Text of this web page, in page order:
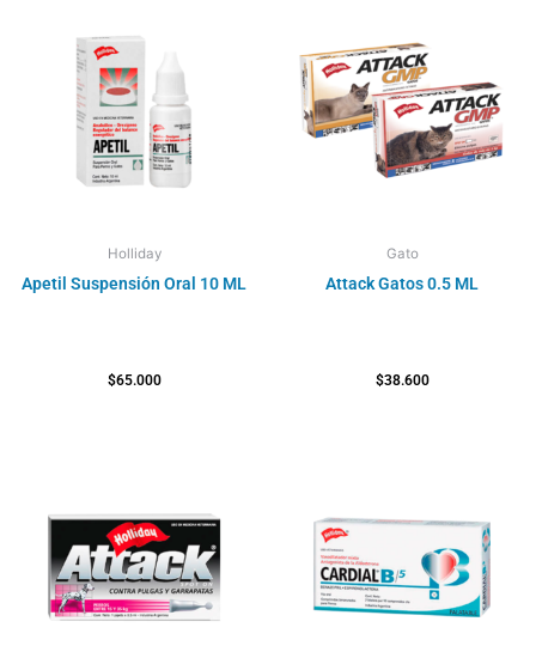
Holliday
Apetil Suspensión Oral 10 ML
$65.000
Gato
Attack Gatos 0.5 ML
$38.600
desde
$41.300
hasta
$52.400